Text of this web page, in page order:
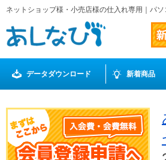
ネットショップ様・小売店様の仕入れ専用｜パ
データダウンロード 新着商品